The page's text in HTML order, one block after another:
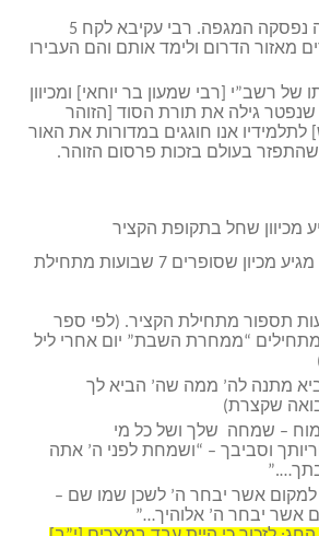
ביום זה נפסקה המגפה. רבי עקיבא לקח 5
מאזור הדרום ולימד אותם והם העבירו
של רשב”י [רבי שמעון בר יוחאי] ומכיוון
שנפטר גילה את תורת הסוד [הזוהר
לתלמידיו אנו חוגגים במדורות את האור
שהתפזר בעולם בזכות פרסום הזוהר.
מכיוון שחל בתקופת הקציר
– שמו מגיע מכיון שסופרים 7 שבועות מתחילת
תספור מתחילת הקציר. (לפי ספר
מתחילים “ממחרת השבת” יום אחרי ליל
מתנה לה’ ממה שה’ הביא לך
שקצרת)
– שמחה שלך ושל כל מי
וסביבך – “ושמחת לפני ה’ אתה
למקום אשר יבחר ה’ לשכן שמו שם –
אשר יבחר ה’ אלוהיך…”